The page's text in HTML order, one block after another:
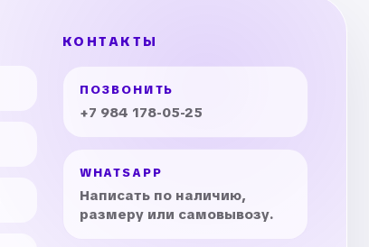
КОНТАКТЫ
ПОЗВОНИТЬ
+7 984 178-05-25
WHATSAPP
Написать по наличию,
размеру или самовывозу.